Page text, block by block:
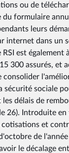
ou de
formulaire
leurs
internet dans un
RSI est
300 assurés, et
consolider
sécurité sociale
délais de
26). Introduite
cotisations et
de
le décalage